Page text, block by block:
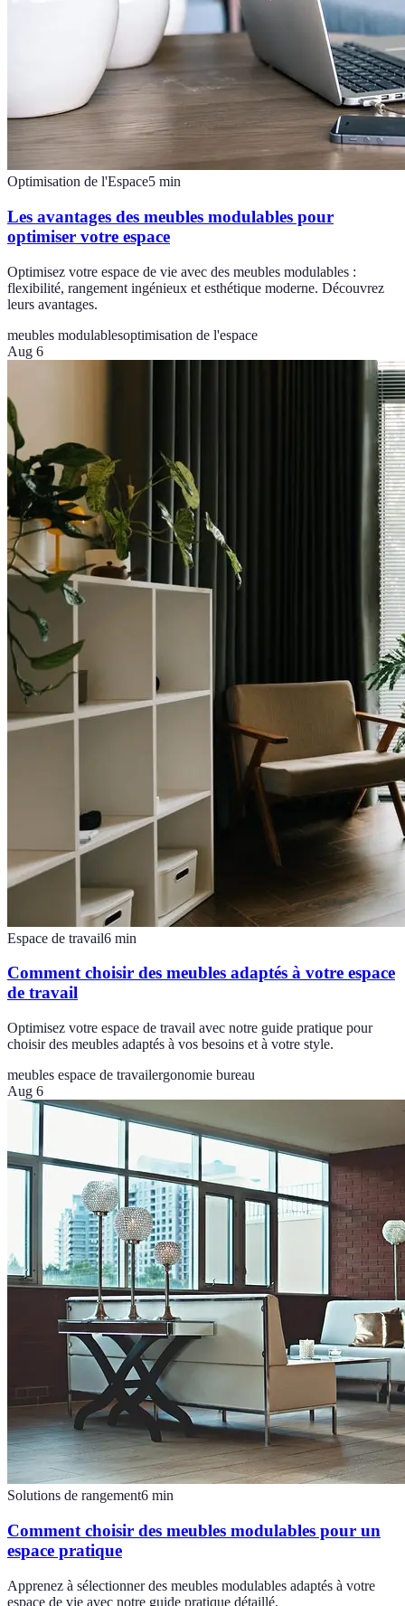
Optimisation de l'Espace5 min
Les avantages des meubles modulables pour
optimiser votre espace
Optimisez votre espace de vie avec des meubles modulables :
flexibilité, rangement ingénieux et esthétique moderne. Découvrez
leurs avantages.
meubles modulablesoptimisation de l'espace
Aug 6
Espace de travail6 min
Comment choisir des meubles adaptés à votre espace
de travail
Optimisez votre espace de travail avec notre guide pratique pour
choisir des meubles adaptés à vos besoins et à votre style.
meubles espace de travailergonomie bureau
Aug 6
Solutions de rangement6 min
Comment choisir des meubles modulables pour un
espace pratique
Apprenez à sélectionner des meubles modulables adaptés à votre
espace de vie avec notre guide pratique détaillé.